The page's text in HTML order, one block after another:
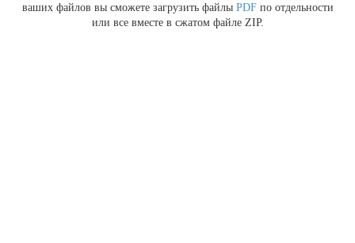
ваших файлов вы сможете загрузить файлы PDFпо отдельности
или все вместе в сжатом файле ZIP.